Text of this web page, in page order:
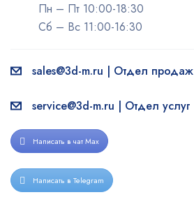
Пн – Пт 10:00-18:30
Сб – Вс 11:00-16:30
sales@3d-m.ru | Отдел продаж
service@3d-m.ru | Отдел услуг
Написать в чат Max
Написать в Telegram